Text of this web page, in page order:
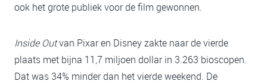
ook het grote publiek voor de film gewonnen.
Inside Outvan Pixar en Disney zakte naar de vierde
plaats met bijna 11,7 miljoen dollar in 3.263 bioscopen.
Dat was 34% minder dan het vierde weekend. De